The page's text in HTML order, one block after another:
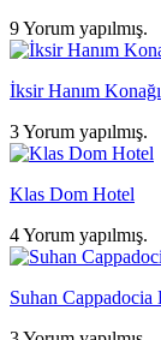
9 Yorum yapılmış.
İksir Hanım Konağı
3 Yorum yapılmış.
Klas Dom Hotel
4 Yorum yapılmış.
Suhan Cappadocia